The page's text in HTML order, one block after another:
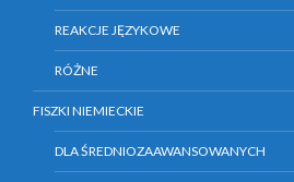
REAKCJE JĘZYKOWE
RÓŻNE
FISZKI NIEMIECKIE
DLA ŚREDNIOZAAWANSOWANYCH